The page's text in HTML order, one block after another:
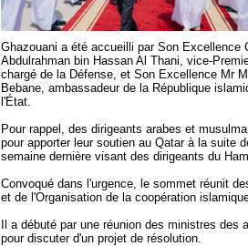
Ghazouani a été accueilli par Son Excellence
Abdulrahman bin Hassan Al Thani, vice-
chargé de la Défense, et Son Excellence Mr
Bebane, ambassadeur de la République
l'État.
Pour rappel, des dirigeants arabes et
pour apporter leur soutien au Qatar à la suite
semaine dernière visant des dirigeants du
Convoqué dans l'urgence, le sommet réunit
et de l'Organisation de la coopération
Il a débuté par une réunion des ministres des
pour discuter d'un projet de résolution.